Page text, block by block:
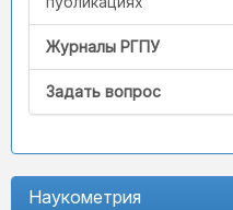
Журналы РГПУ
Задать вопрос
Наукометрия